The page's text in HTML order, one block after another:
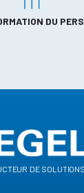
DU
de